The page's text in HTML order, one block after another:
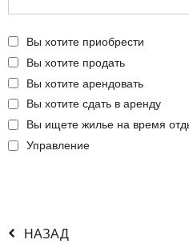
Вы хотите приобрести
Вы хотите продать
Вы хотите арендовать
Вы хотите сдать в аренду
Вы ищете жилье на время
Управление
НАЗАД